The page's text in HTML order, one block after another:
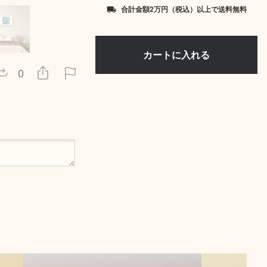
0
local_shipping 合計金額2万円（税込）以上で送料無料